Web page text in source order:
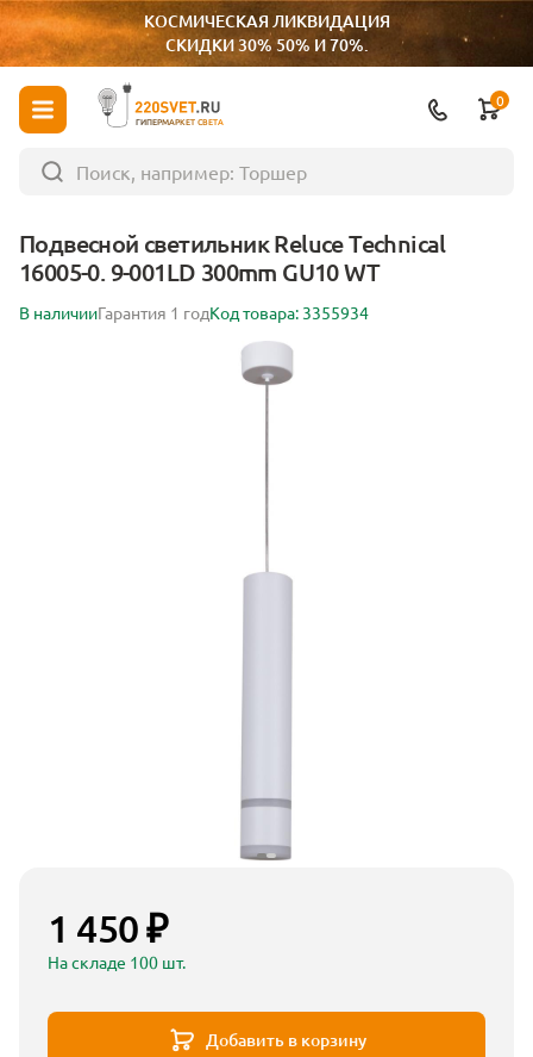
КОСМИЧЕСКАЯ ЛИКВИДАЦИЯ
СКИДКИ 30% 50% И 70%.
ГИПЕРМАРКЕТ СВЕТА
0
Подвесной светильник Reluce Technical
16005-0. 9-001LD 300mm GU10 WT
В наличииГарантия 1 годКод товара: 3355934
1 450 ₽
На складе 100 шт.
Добавить в корзину